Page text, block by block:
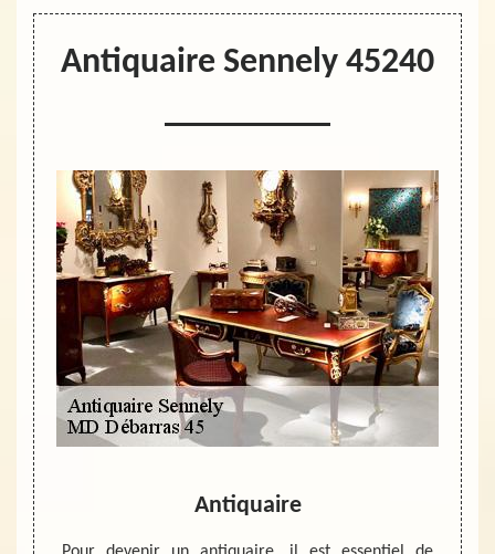
Antiquaire Sennely 45240
Antiquaire